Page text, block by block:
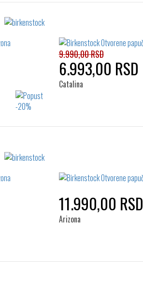
40
9.990,00 RSD
6.993,00 RSD
Catalina
11.990,00 RSD
Arizona